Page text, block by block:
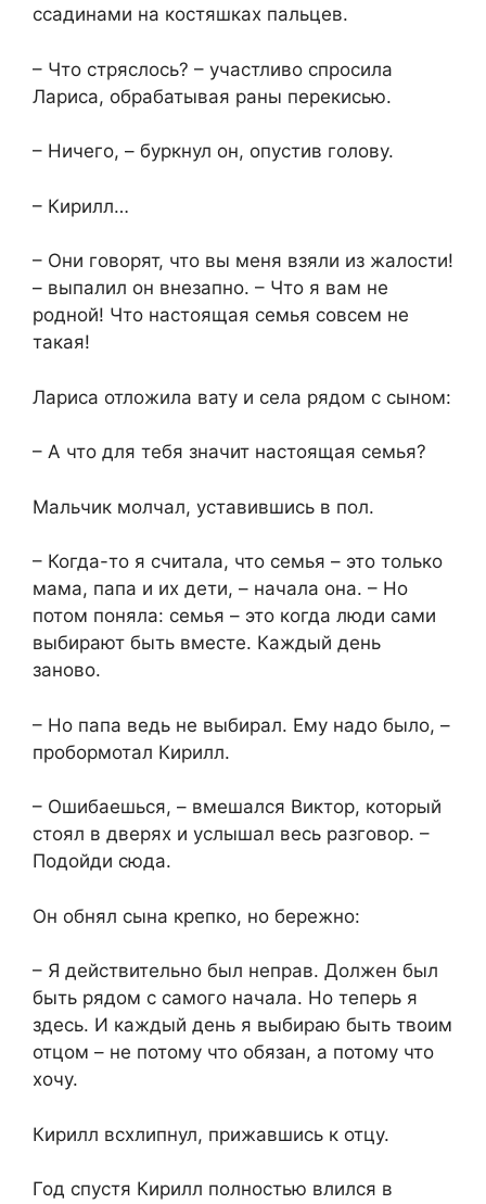
ссадинами на костяшках пальцев.
– Что стряслось? – участливо спросила
Лариса, обрабатывая раны перекисью.
– Ничего, – буркнул он, опустив голову.
– Кирилл…
– Они говорят, что вы меня взяли из жалости!
– выпалил он внезапно. – Что я вам не
родной! Что настоящая семья совсем не
такая!
Лариса отложила вату и села рядом с сыном:
– А что для тебя значит настоящая семья?
Мальчик молчал, уставившись в пол.
– Когда-то я считала, что семья – это только
мама, папа и их дети, – начала она. – Но
потом поняла: семья – это когда люди сами
выбирают быть вместе. Каждый день
заново.
– Но папа ведь не выбирал. Ему надо было, –
пробормотал Кирилл.
– Ошибаешься, – вмешался Виктор, который
стоял в дверях и услышал весь разговор. –
Подойди сюда.
Он обнял сына крепко, но бережно:
– Я действительно был неправ. Должен был
быть рядом с самого начала. Но теперь я
здесь. И каждый день я выбираю быть твоим
отцом – не потому что обязан, а потому что
хочу.
Кирилл всхлипнул, прижавшись к отцу.
Год спустя Кирилл полностью влился в